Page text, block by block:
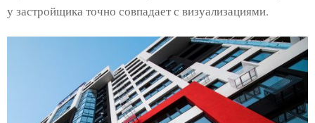
у застройщика точно совпадает с визуализациями.